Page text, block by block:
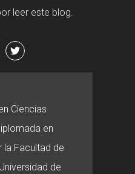
leer este blog.
Ciencias
en
Facultad de
de